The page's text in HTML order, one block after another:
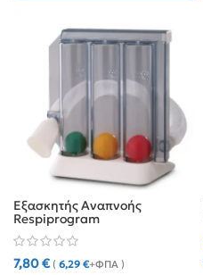
Εξασκητής Αναπνοής
Respiprogram
7,80€ ( 6,29 €+ΦΠΑ )